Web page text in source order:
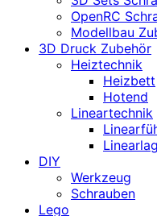
OpenRC
Modellbau
3D Druck Zubehör
Heiztechnik
Heizbett
Hotend
Lineartechnik
DIY
Werkzeug
Schrauben
Lego